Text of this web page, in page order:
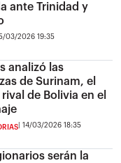
ante Trinidad y
03/2026 19:35
analizó las
de Surinam, el
de Bolivia en el
14/03/2026 18:35
serán la